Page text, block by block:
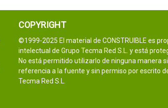
COPYRIGHT
©1999-2025 El material de CONSTRUIBLE es
intelectual de Grupo Tecma Red S.L. y está
No está permitido utilizarlo de ninguna manera
referencia a la fuente y sin permiso por escrito
Tecma Red S.L.